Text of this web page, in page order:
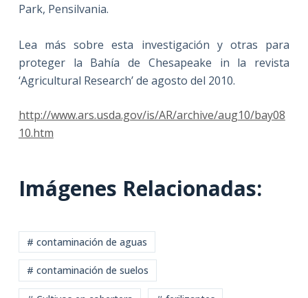
Park, Pensilvania.
Lea más sobre esta investigación y otras para
proteger la Bahía de Chesapeake in la revista
‘Agricultural Research’ de agosto del 2010.
http://www.ars.usda.gov/is/AR/archive/aug10/bay08
10.htm
Imágenes Relacionadas:
# contaminación de aguas
# contaminación de suelos